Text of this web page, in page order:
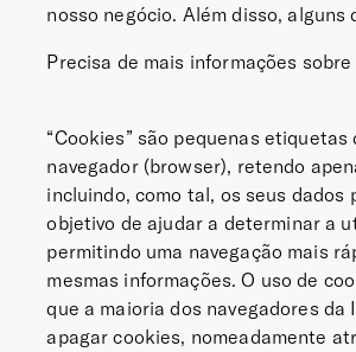
nosso negócio. Além disso,
Precisa de mais informações
“Cookies” são pequenas
navegador (browser), retendo
incluindo, como tal, os seus dados
objetivo de ajudar a determinar a
permitindo uma navegação mais
mesmas informações. O uso de
que a maioria dos navegadores
apagar cookies, nomeadamente